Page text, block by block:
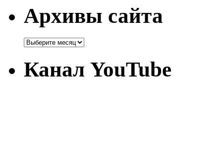
Архивы сайта
Канал YouTube